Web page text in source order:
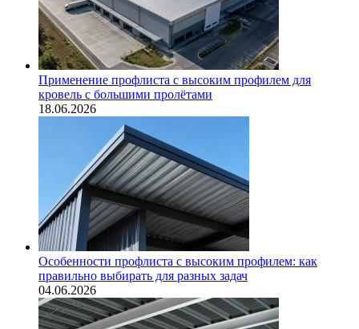
Применение профлиста с высоким профилем для
кровель с большими пролётами
18.06.2026
Особенности профлиста с высоким профилем: как
правильно выбирать для разных задач
04.06.2026